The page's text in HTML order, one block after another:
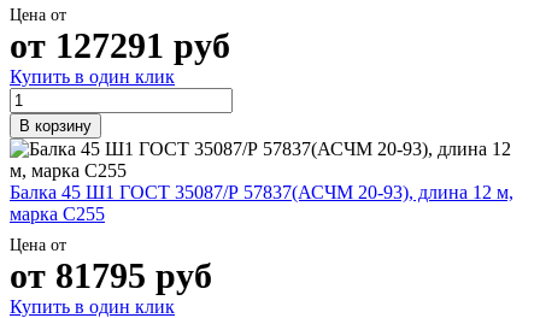
Цена от
от 127291 руб
Купить в один клик
В корзину
Балка 45 Ш1 ГОСТ 35087/Р 57837(АСЧМ 20-93), длина 12 м,
марка С255
Цена от
от 81795 руб
Купить в один клик